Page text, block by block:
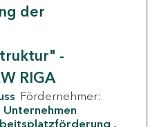
der
-
RIGA
Fördernehmer:
Unternehmen